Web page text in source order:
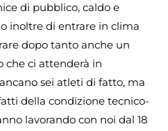
di pubblico, caldo e
inoltre di entrare in clima
dopo tanto anche un
che ci attenderà in
sei atleti di fatto, ma
della condizione tecnico-
lavorando con noi dal 18